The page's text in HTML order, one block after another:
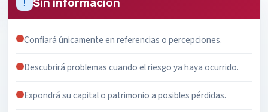
Confiará únicamente en referencias o percepciones.
Descubrirá problemas cuando el riesgo ya haya ocurrido.
Expondrá su capital o patrimonio a posibles pérdidas.